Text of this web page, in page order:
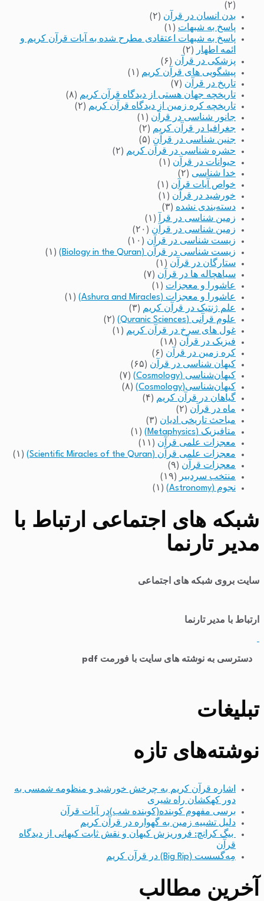
(۲)
بدن انسان در قرآن (۲)
پاسخ به شبهات (۱)
پاسخ به شبهات اعتقادی مطرح شده به آیات قرآن کریم و
ائمه اطهار
(۲)
پزشکی در قرآن (۶)
پیشگویی های قرآن کریم (۱)
تاریخ در قرآن (۷)
تاریخچه جهان هستی از دیدگاه قرآن کریم (۸)
تاریخچه کره زمین از دیدگاه قرآن کریم (۲)
جانور شناسی در قرآن (۱)
جغرافیا در قرآن کریم (۲)
جنین شناسی در قرآن (۵)
حشره شناسی در قرآن کریم (۲)
حیوانات در قرآن (۱)
خدا شناسی (۲)
خواص آیات قرآن (۱)
خورشید در قرآن (۱)
دسته‌بندی نشده (۳)
زمین شناسی در قرآ
(۱)
زمین شناسی در قرآن (۲۰)
زیست شناسی در قرآن (۱۰)
زیست شناسی در قرآن (Biology in the Quran)
(۱)
ستارگان در قرآن (۱)
سیاهچاله ها در قرآن (۷)
عاشورا و معجزات (۱)
عاشورا و معجزات (Ashura and Miracles)
(۱)
علم ژنتیک در قرآن کریم (۳)
علوم قرآنی (Quranic Sciences)
(۲)
غول های سرخ در قرآن کریم (۱)
فیزیک در قرآن (۱۸)
کره زمین در قرآن (۶)
کیهان شناسی در قرآن (۶۵)
کیهان‌شناسی (Cosmology)
(۷)
کیهان‌شناسی(Cosmology)
(۸)
گیاهان در قرآن کریم (۴)
ماه در قرآن (۲)
مباحث تاریخی ادیان (۳)
متافیزیک (Metaphysics)
(۱)
معجزات علمی قرآن (۱۱)
معجزات علمی قرآن (Scientific Miracles of the Quran)
(۱)
معجزات قرآن (۹)
منتخب سردبیر
(۱۹)
نجوم (Astronomy)
(۱)
شبکه های اجتماعی ارتباط با
مدیر تارنما
سایت بروی شبکه های اجتماعی
ارتباط با مدیر تارنما
دسترسی به نوشته های سایت با فورمت pdf
تبلیغات
نوشته‌های تازه
اشاره قرآن کریم به چرخش خورشید و منظومه شمسی به
دور کهکشان راه شیری
برسی مفهوم کوبنده(کوبنده شب)در آیات قرآن
دلیل تشبیه زمین به گهواره در قرآن کریم
بیگ کرانچ: فروریزش کیهان و نقش ثابت کیهانی از دیدگاه
قرآن
مِه‌گسست (Big Rip) در قرآن کریم
آخرین مطالب